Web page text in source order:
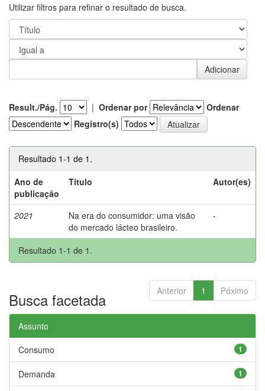
Utilizar filtros para refinar o resultado de busca.
Result./Pág. | Ordenar por
Ordenar
Registro(s)
Resultado 1-1 de 1.
Ano de
publicação
Título Autor(es)
2021
Na era do consumidor: uma visão
do mercado lácteo brasileiro.
-
Resultado 1-1 de 1.
Anterior 1 Póximo
Busca facetada
Assunto
1
Consumo
1
Demanda